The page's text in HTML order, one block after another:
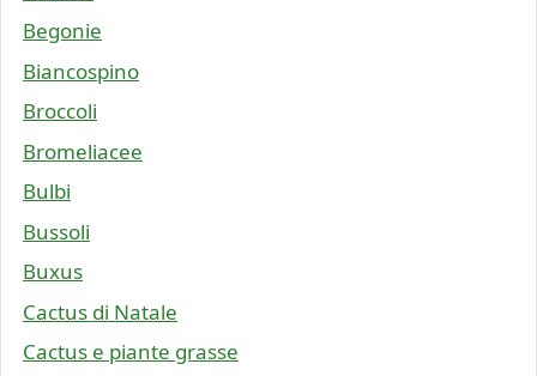
Begonie
Biancospino
Broccoli
Bromeliacee
Bulbi
Bussoli
Buxus
Cactus di Natale
Cactus e piante grasse